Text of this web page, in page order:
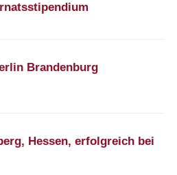
Brandenburg
Hessen, erfolgreich bei